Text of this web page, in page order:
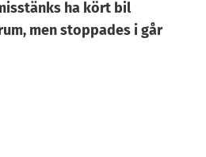
ha kört bil
men stoppades i går